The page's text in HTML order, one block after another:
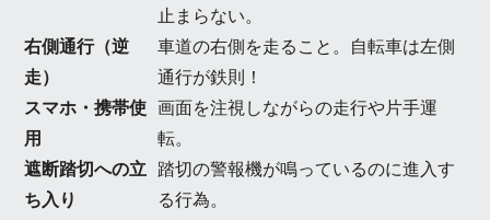
止まらない。
右側通行（逆
走）
車道の右側を走ること。自転車は左側
通行が鉄則！
スマホ・携帯使
用
画面を注視しながらの走行や片手運
転。
遮断踏切への立
ち入り
踏切の警報機が鳴っているのに進入す
る行為。